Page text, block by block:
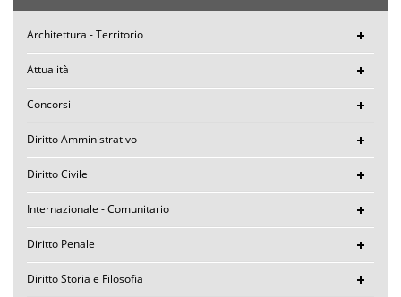
Architettura - Territorio
Attualità
Concorsi
Diritto Amministrativo
Diritto Civile
Internazionale - Comunitario
Diritto Penale
Diritto Storia e Filosofia